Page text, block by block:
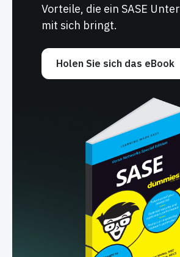
Vorteile, die ein SASE
mit sich bringt.
Holen Sie sich das eBook